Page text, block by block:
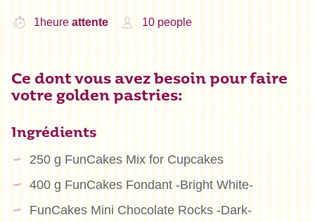
1heure attente 10 people
Ce dont vous avez besoin pour faire
votre golden pastries:
Ingrédients
250 g FunCakes Mix for Cupcakes
400 g FunCakes Fondant -Bright White-
FunCakes Mini Chocolate Rocks -Dark-